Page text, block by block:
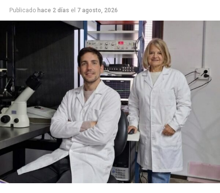
Publicado hace 2 días el 7 agosto, 2026